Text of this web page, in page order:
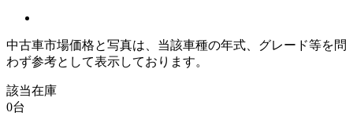
中古車市場価格と写真は、当該車種の年式、グレード等を問
わず参考として表示しております。
該当在庫
0台